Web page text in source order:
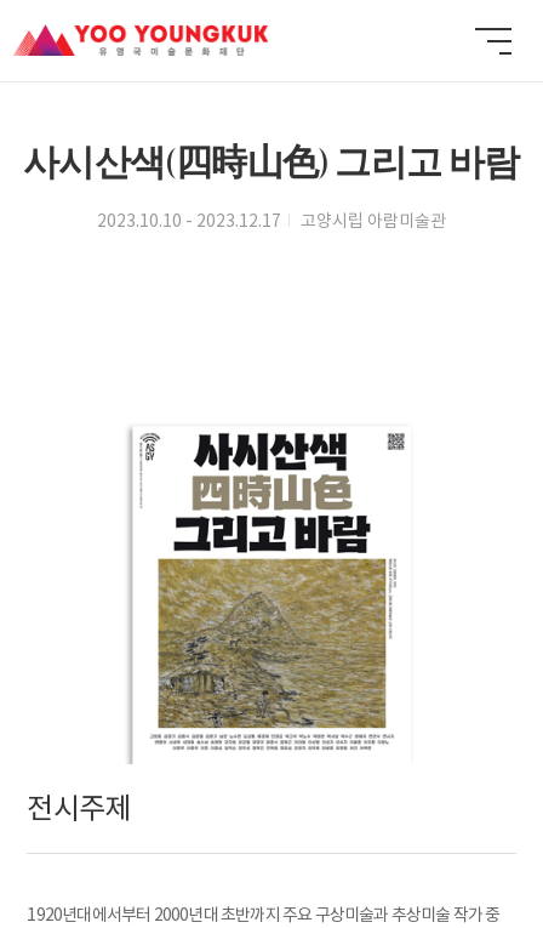
사시산색(四時山色) 그리고 바람
2023.10.10 - 2023.12.17 고양시립 아람미술관
전시주제
1920년대에서부터 2000년대 초반까지 주요 구상미술과 추상미술 작가 중